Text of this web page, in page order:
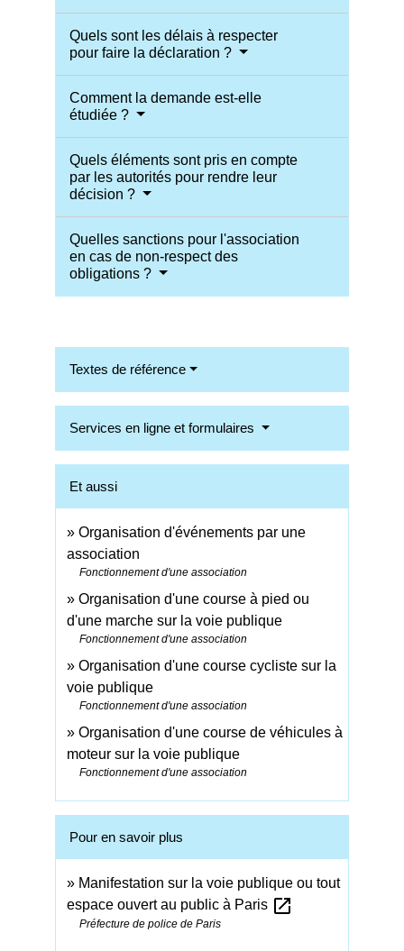
Quels sont les délais à respecter
pour faire la déclaration ?
Comment la demande est-elle
étudiée ?
Quels éléments sont pris en compte
par les autorités pour rendre leur
décision ?
Quelles sanctions pour l'association
en cas de non-respect des
obligations ?
Textes de référence
Services en ligne et formulaires
Et aussi
Organisation d'événements par une
association
Fonctionnement d'une association
Organisation d'une course à pied ou
d'une marche sur la voie publique
Fonctionnement d'une association
Organisation d'une course cycliste sur la
voie publique
Fonctionnement d'une association
Organisation d'une course de véhicules à
moteur sur la voie publique
Fonctionnement d'une association
Pour en savoir plus
Manifestation sur la voie publique ou tout
espace ouvert au public à Paris open_in_new
Préfecture de police de Paris